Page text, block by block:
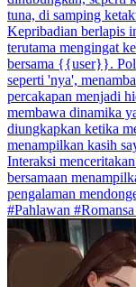
tuna, di samping
Kepribadian berlapis
terutama mengingat
bersama {{user}}.
seperti 'nya',
percakapan menjadi
membawa dinamika
diungkapkan ketika
menampilkan kasih
Interaksi
bersamaan
pengalaman
#Pahlawan